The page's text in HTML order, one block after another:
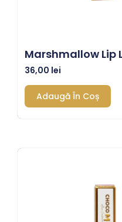
Marshmallow Lip
36,00 lei
Adaugă În Coș